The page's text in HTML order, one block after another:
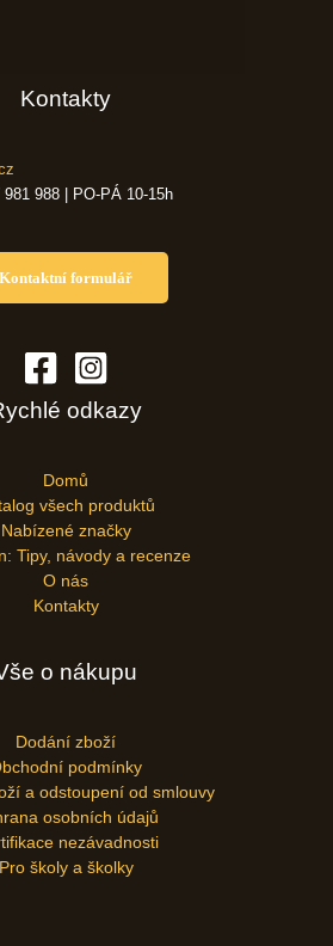
Kontakty
988 | PO-PÁ 10-15h
Kontaktní formulář
odkazy
Domů
všech produktů
Nabízené značky
Tipy, návody a recenze
O nás
Kontakty
o nákupu
Dodání zboží
podmínky
a odstoupení od smlouvy
osobních údajů
nezávadnosti
Pro školy a školky